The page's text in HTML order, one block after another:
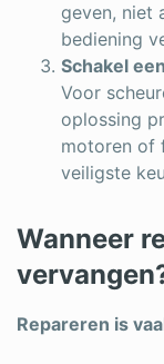
geven, niet
bediening
Schakel
Voor
oplossing
motoren of
veiligste
Wanneer
Repareren is